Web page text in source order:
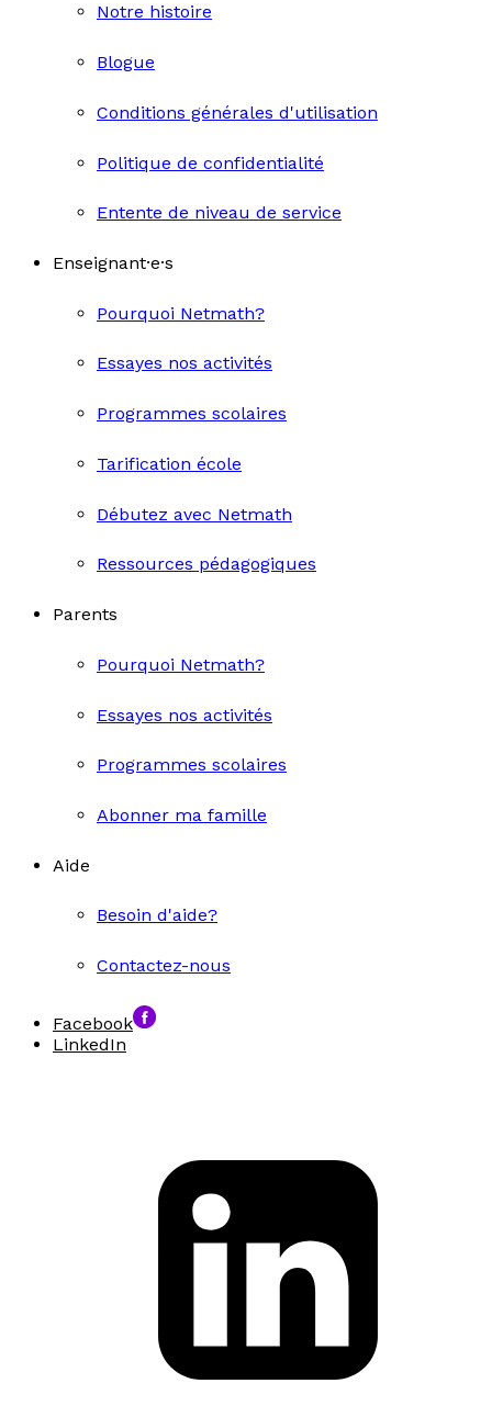
Notre histoire
Blogue
Conditions générales d'utilisation
Politique de confidentialité
Entente de niveau de service
Enseignant·e·s
Pourquoi Netmath?
Essayes nos activités
Programmes scolaires
Tarification école
Débutez avec Netmath
Ressources pédagogiques
Parents
Pourquoi Netmath?
Essayes nos activités
Programmes scolaires
Abonner ma famille
Aide
Besoin d'aide?
Contactez-nous
Facebook
LinkedIn